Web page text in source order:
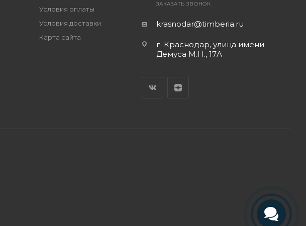
Условия оплаты
Условия доставки
Карта сайта
ЗАКАЗАТЬ ЗВОНОК
krasnodar@timberia.ru
г. Краснодар, улица имени
Демуса М.Н., 17А